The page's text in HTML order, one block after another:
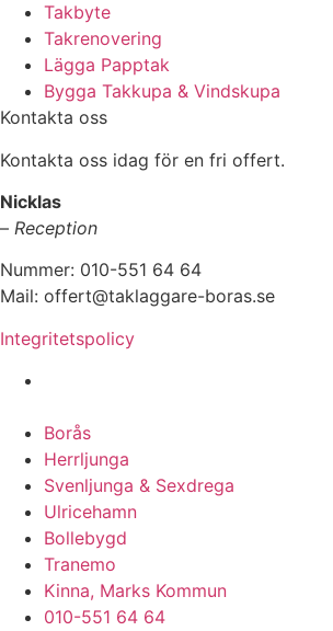
Takbyte
Takrenovering
Lägga Papptak
Bygga Takkupa & Vindskupa
Kontakta oss
Kontakta oss idag för en fri offert.
Nicklas
– Reception
Nummer: 010-551 64 64
Mail: offert@taklaggare-boras.se
Integritetspolicy
Borås
Herrljunga
Svenljunga & Sexdrega
Ulricehamn
Bollebygd
Tranemo
Kinna, Marks Kommun
010-551 64 64